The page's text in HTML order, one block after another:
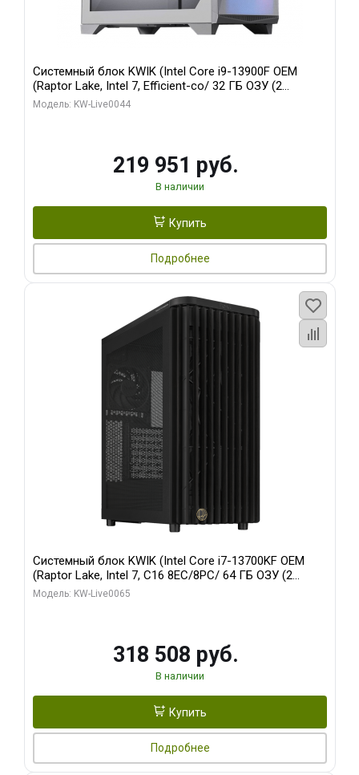
Системный блок KWIK (Intel Core i9-13900F OEM
(Raptor Lake, Intel 7, Efficient-co/ 32 ГБ ОЗУ (2
модуля)/ Gigabyte RTX5070Ti AERO OC 16GB GDDR7
Модель: KW-Live0044
219 951 руб.
В наличии
Купить
Подробнее
Системный блок KWIK (Intel Core i7-13700KF OEM
(Raptor Lake, Intel 7, C16 8EC/8PC/ 64 ГБ ОЗУ (2
модуля)/ ASUS RTX5080 PROART OC 16GB GDDR7
Модель: KW-Live0065
318 508 руб.
В наличии
Купить
Подробнее